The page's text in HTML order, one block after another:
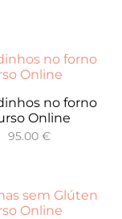
no forno
Online
95.00€